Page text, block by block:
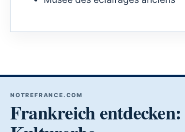
NOTREFRANCE.COM
Frankreich